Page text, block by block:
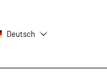
Deutsch